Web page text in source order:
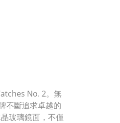
No. 2。無
不斷追求卓越的
玻璃鏡面，不僅